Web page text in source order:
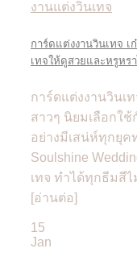
การ์ดแต่งงานวินเทจ
เทจให้ดูสวยและหรูหร
การ์ดแต่งงานวินเ
สาวๆ นิยมเลือกใช้
อย่างมีเสน่ห์ทุกยุค
Soulshine
เทจ ทำได้ทุกธีมสีไ
[อ่านต่อ]
15
Jan